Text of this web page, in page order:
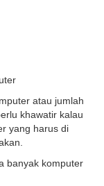
atau jumlah
khawatir kalau
yang harus di
banyak komputer